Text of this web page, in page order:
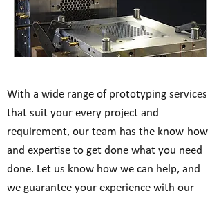
With a wide range of prototyping services
that suit your every project and
requirement, our team has the know-how
and expertise to get done what you need
done. Let us know how we can help, and
we guarantee your experience with our